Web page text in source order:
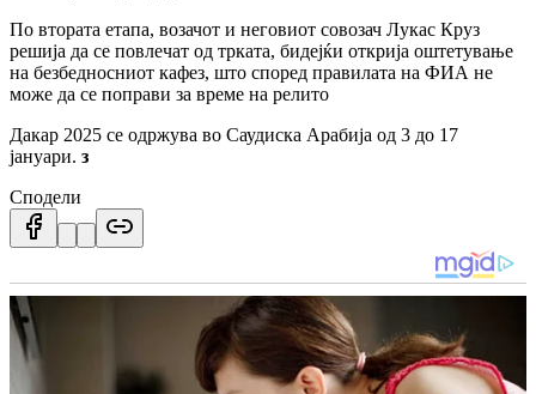
По втората етапа, возачот и неговиот совозач Лукас Круз
решија да се повлечат од трката, бидејќи открија оштетување
на безбедносниот кафез, што според правилата на ФИА не
може да се поправи за време на релито
Дакар 2025 се одржува во Саудиска Арабија од 3 до 17
јануари. з
Сподели